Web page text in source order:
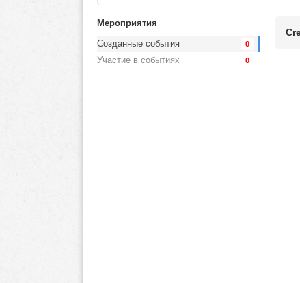
Мероприятия
Созданные события
0
Участие в событиях 0